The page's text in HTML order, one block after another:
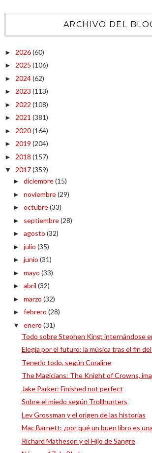
ARCHIVO DEL
► 2026(60)
► 2025 (106)
► 2024(62)
► 2023 (113)
► 2022 (108)
► 2021 (381)
► 2020(164)
► 2019 (204)
► 2018 (157)
▼ 2017(359)
► diciembre(15)
► noviembre(29)
► octubre(33)
► septiembre(28)
► agosto (32)
► julio (35)
► junio (31)
► mayo (33)
► abril (32)
► marzo (32)
► febrero (28)
▼ enero (31)
Todo sobre Stephen King: internándose
Elegía por el futuro: la música tras el fin del
Tenerlo todo, según Coraline
The Magicians: The Knight of Crowns,
Jake Parker: Finished not perfect
Sobre el miedo según Trollhunters
Lev Grossman y el origen de las historias
Mac Barnett: ¿por qué un buen libro es
Richard Matheson y el Hijo de Sangre